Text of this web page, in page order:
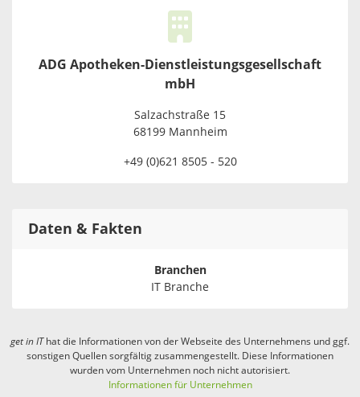
ADG Apotheken-Dienstleistungsgesellschaft
mbH
Salzachstraße 15
68199 Mannheim
+49 (0)621 8505 - 520
Daten & Fakten
Branchen
IT Branche
get in IThat die Informationen von der Webseite des Unternehmens und ggf.
sonstigen Quellen sorgfältig zusammengestellt. Diese Informationen
wurden vom Unternehmen noch nicht autorisiert.
Informationen für Unternehmen